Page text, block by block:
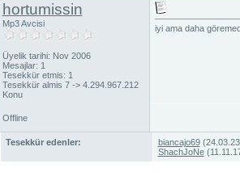
hortumissin
Mp3 Avcisi
Üyelik tarihi: Nov 2006
Mesajlar: 1
Tesekkür etmis: 1
Tesekkür almis 7 -> 4.294.967.212
Konu
iyi ama daha
Offline
Tesekkür edenler: biancajo69
ShachJoNe